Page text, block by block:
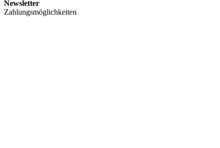
Newsletter
Zahlungsmöglichkeiten